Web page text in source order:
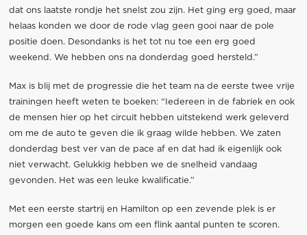
dat ons laatste rondje het snelst zou zijn. Het ging erg goed, maar
helaas konden we door de rode vlag geen gooi naar de pole
positie doen. Desondanks is het tot nu toe een erg goed
weekend. We hebben ons na donderdag goed hersteld.”
Max is blij met de progressie die het team na de eerste twee vrije
trainingen heeft weten te boeken: “Iedereen in de fabriek en ook
de mensen hier op het circuit hebben uitstekend werk geleverd
om me de auto te geven die ik graag wilde hebben. We zaten
donderdag best ver van de pace af en dat had ik eigenlijk ook
niet verwacht. Gelukkig hebben we de snelheid vandaag
gevonden. Het was een leuke kwalificatie.”
Met een eerste startrij en Hamilton op een zevende plek is er
morgen een goede kans om een flink aantal punten te scoren.